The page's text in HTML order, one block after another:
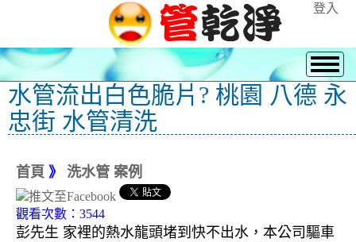
登入
水管流出白色脆片? 桃園 八德 永
忠街 水管清洗
首頁 》 洗水管 案例
觀看次數：3544
彭先生 家裡的熱水龍頭堵到快不出水，本公司驅車